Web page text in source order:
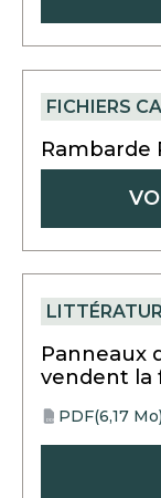
FICHIERS
Rambarde
Panneaux
vendent la
PDF PDF(6,17 Mo)
opens
in